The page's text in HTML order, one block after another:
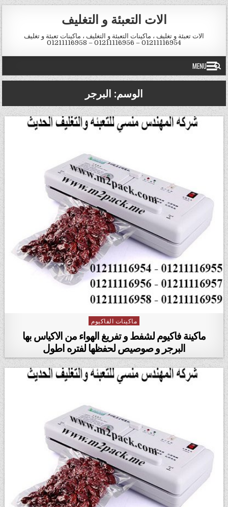
Skip to content
الات التعبئة و التغليف
الات تعبئة و تغليف ، ماكينات التعبئة و التغليف ، ماكينات تعبئة و تغليف
01211116954 – 01211116956 – 01211116958
MENU
الوسم: البرجر
Posted in
ماكينات الفاكيوم
ماكينة فاكيوم لشفط و تفريغ الهواء من الاكياس بها
البرجر و صوصيص لحفظها لفتره اطول